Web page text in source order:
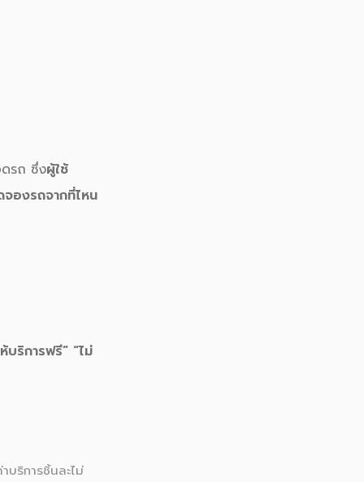
ดรถ ซึ่งผู้ใช้
องรถจากที่ไหน
ห้บริการฟรี” “ไม่
บริการชิ้นละไม่